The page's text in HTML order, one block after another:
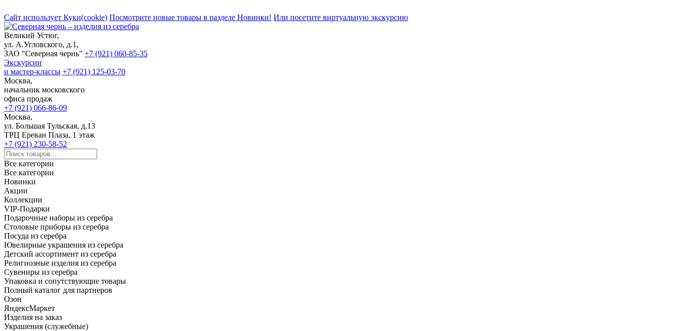
Сайт использует Куки(cookie) Посмотрите новые товары в разделе Новинки! Или посетите виртуальную экскурсию
Великий Устюг,
ул. А.Угловского, д.1,
ЗАО "Северная чернь" +7 (921) 060-85-35
Экскурсии
и мастер-классы +7 (921) 125-03-70
Москва,
начальник московского
офиса продаж
+7 (921) 066-86-09
Москва,
ул. Большая Тульская, д.13
ТРЦ Ереван Плаза, 1 этаж
+7 (921) 230-58-52
Все категории
Все категории
Новинки
Акции
Коллекции
VIP-Подарки
Подарочные наборы из серебра
Столовые приборы из серебра
Посуда из серебра
Ювелирные украшения из серебра
Детский ассортимент из серебра
Религиозные изделия из серебра
Сувениры из серебра
Упаковка и сопутствующие товары
Полный каталог для партнеров
Озон
ЯндексМаркет
Изделия на заказ
Украшения (служебные)